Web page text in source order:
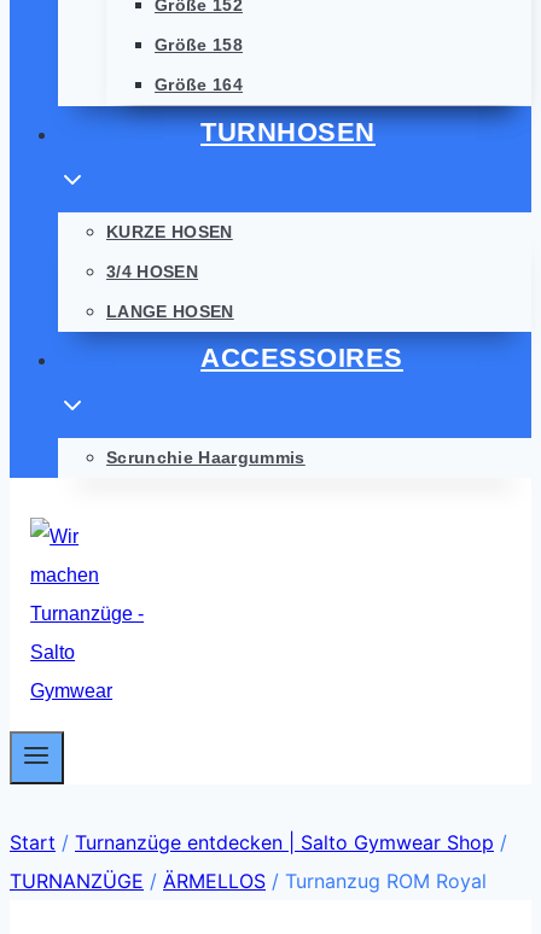
Größe 152
Größe 158
Größe 164
TURNHOSEN
KURZE HOSEN
3/4 HOSEN
LANGE HOSEN
ACCESSOIRES
Scrunchie Haargummis
Start / Turnanzüge entdecken | Salto Gymwear Shop /
TURNANZÜGE / ÄRMELLOS / Turnanzug ROM Royal